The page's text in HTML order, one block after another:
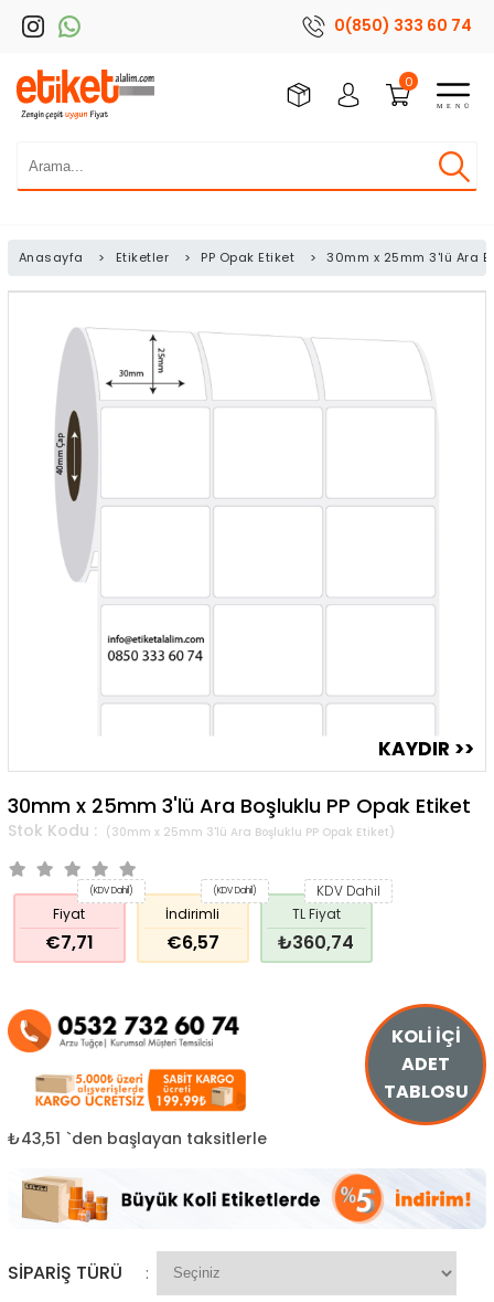
0(850) 333 60 74
0
Anasayfa > Etiketler > PP Opak Etiket > 30mm x 25mm 3'lü Ara
30mm x 25mm 3'lü Ara Boşluklu PP Opak Etiket
(30mm x 25mm 3'lü Ara Boşluklu PP Opak Etiket)
Fiyat
€7,71
(KDV Dahil)
İndirimli
€6,57
(KDV Dahil)
TL Fiyat
₺360,74
KDV Dahil
₺43,51 `den başlayan taksitlerle
SIPARIŞ TÜRÜ :
KOLİ İÇİ
ADET
TABLOSU